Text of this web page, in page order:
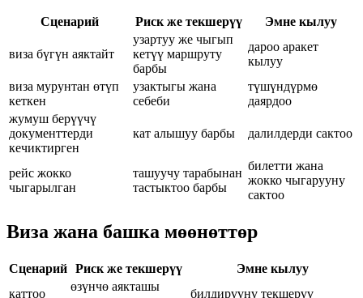
Сценарий Риск же текшерүү Эмне кылуу
виза бүгүн аяктайт
узартуу же чыгып
кетүү маршруту
барбы
дароо аракет
кылуу
виза мурунтан өтүп
кеткен
узактыгы жана
себеби
түшүндүрмө
даярдоо
жумуш берүүчү
документтерди
кечиктирген
кат алышуу барбы далилдерди сактоо
рейс жокко
чыгарылган
ташуучу тарабынан
тастыктоо барбы
билетти жана
жокко чыгарууну
сактоо
Виза жана башка мөөнөттөр
Сценарий Риск же текшерүү
Эмне кылуу
каттоо
өзүнчө аякташы
билдирүүнү текшерүү